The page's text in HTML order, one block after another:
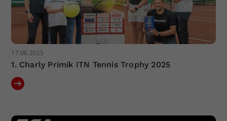
17.06.2025
1. Charly Primik ITN Tennis Trophy 2025